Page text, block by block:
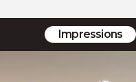
Impressions